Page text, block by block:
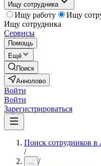
Ищу сотрудника
Ищу работу
Ищу
Ищу сотрудника
Сервисы
Помощь
Ещё
Поиск
Аннолово
Войти
Войти
Зарегистрироваться
Поиск сотрудников
/
... /